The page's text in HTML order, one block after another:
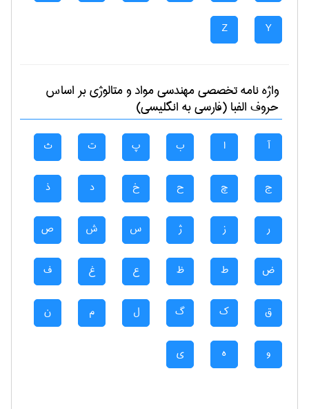
Y
Z
واژه نامه تخصصیمهندسی مواد و متالوژیبر اساس
حروف الفبا (فارسی به انگلیسی)
آ ا ب پ ت ث
ج چ ح خ د ذ
ر ز ژ س ش ص
ض ط ظ ع غ ف
ق ک گ ل م ن
و ه ی